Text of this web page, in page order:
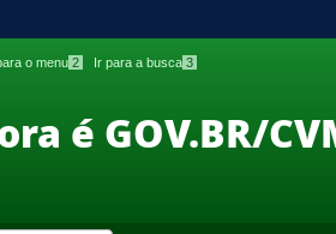
o menu 2 Ir para a busca 3
é GOV.BR/